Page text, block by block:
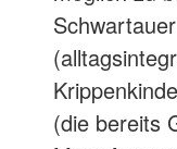
(die bereits